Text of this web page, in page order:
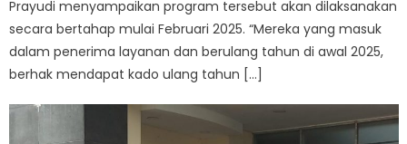
Prayudi menyampaikan program tersebut akan dilaksanakan
secara bertahap mulai Februari 2025. “Mereka yang masuk
dalam penerima layanan dan berulang tahun di awal 2025,
berhak mendapat kado ulang tahun […]